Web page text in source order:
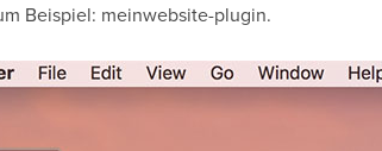
Beispiel: meinwebsite-plugin.